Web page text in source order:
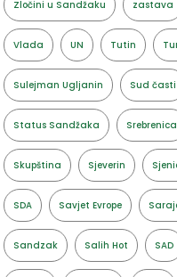
Zločini u Sandžaku zastava
Vlada UN Tutin
Sulejman Ugljanin Sud časti
Status Sandžaka Srebrenica
Skupština Sjeverin
SDA Savjet Evrope
Sandzak Salih Hot SAD